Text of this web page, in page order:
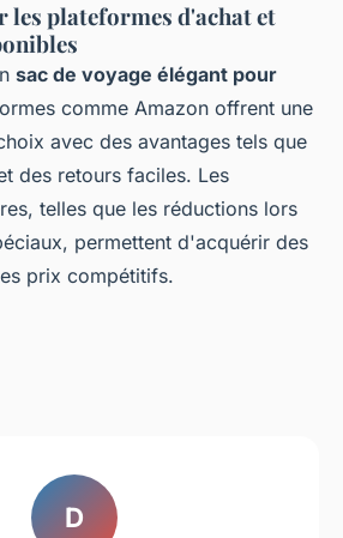
plateformes d'achat et
sac de voyage élégant pour
comme Amazon offrent une
avec des avantages tels que
des retours faciles. Les
telles que les réductions lors
permettent d'acquérir des
prix compétitifs.
D